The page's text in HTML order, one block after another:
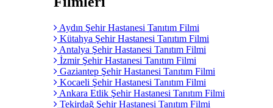
Aydın Şehir Hastanesi Tanıtım Filmi
Kütahya Şehir Hastanesi Tanıtım Filmi
Antalya Şehir Hastanesi Tanıtım Filmi
İzmir Şehir Hastanesi Tanıtım Filmi
Gaziantep Şehir Hastanesi Tanıtım Filmi
Kocaeli Şehir Hastanesi Tanıtım Filmi
Ankara Etlik Şehir Hastanesi Tanıtım Filmi
Tekirdağ Şehir Hastanesi Tanıtım Filmi